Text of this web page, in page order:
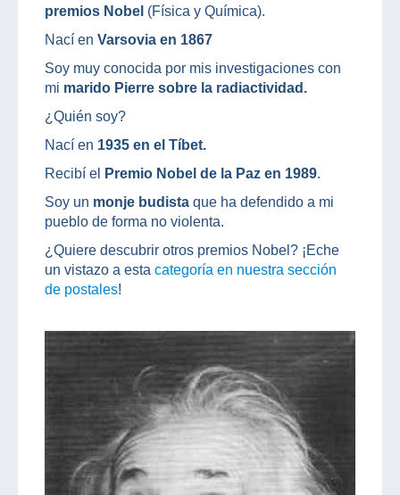
premios Nobel (Física y Química).
Nací en Varsovia en 1867
Soy muy conocida por mis investigaciones con
mi marido Pierre sobre la radiactividad.
¿Quién soy?
Nací en 1935 en el Tíbet.
Recibí el
Premio Nobel de la Paz en 1989.
Soy un monje budista que ha defendido a mi
pueblo de forma no violenta.
¿Quiere descubrir otros premios Nobel? ¡Eche
un vistazo a esta categoría en nuestra sección
de postales!